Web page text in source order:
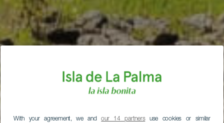
With your agreement, we andour 14 partnersuse cookies or similar